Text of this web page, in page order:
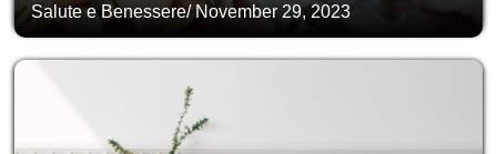
Salute e Benessere/November 29, 2023